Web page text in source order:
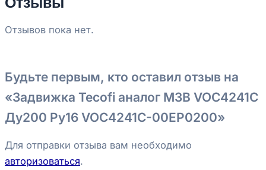
Отзывов пока нет.
Будьте первым, кто оставил отзыв на
«Задвижка Tecofi аналог МЗВ VOC4241C
Ду200 Ру16 VOC4241C-00EP0200»
Для отправки отзыва вам необходимо
авторизоваться.